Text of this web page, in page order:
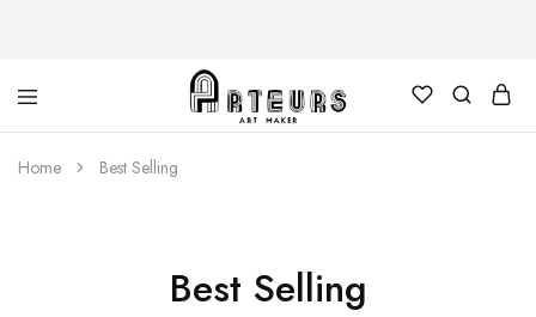
Arteurs
Home Best Selling
Best Selling